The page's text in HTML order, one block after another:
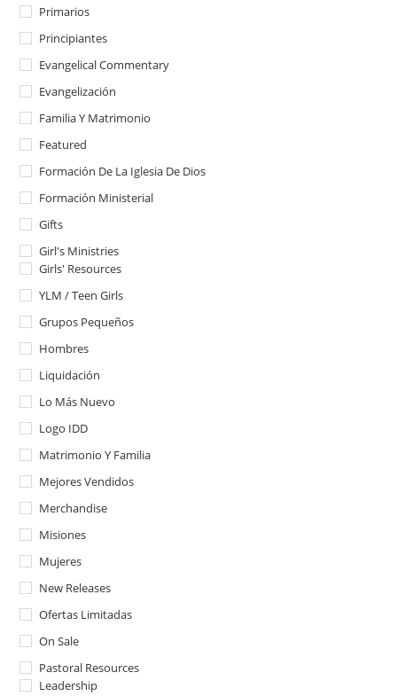
Primarios
Principiantes
Evangelical Commentary
Evangelización
Familia Y Matrimonio
Featured
Formación De La Iglesia De Dios
Formación Ministerial
Gifts
Girl's Ministries
Girls' Resources
YLM / Teen Girls
Grupos Pequeños
Hombres
Liquidación
Lo Más Nuevo
Logo IDD
Matrimonio Y Familia
Mejores Vendidos
Merchandise
Misiones
Mujeres
New Releases
Ofertas Limitadas
On Sale
Pastoral Resources
Leadership